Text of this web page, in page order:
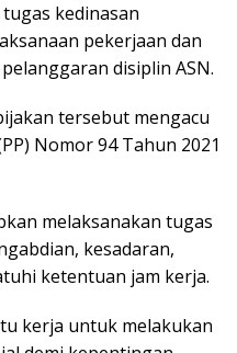
kedinasan
pekerjaan dan
disiplin ASN.
tersebut mengacu
Nomor 94 Tahun 2021
melaksanakan tugas
kesadaran,
ketentuan jam kerja.
kerja untuk melakukan